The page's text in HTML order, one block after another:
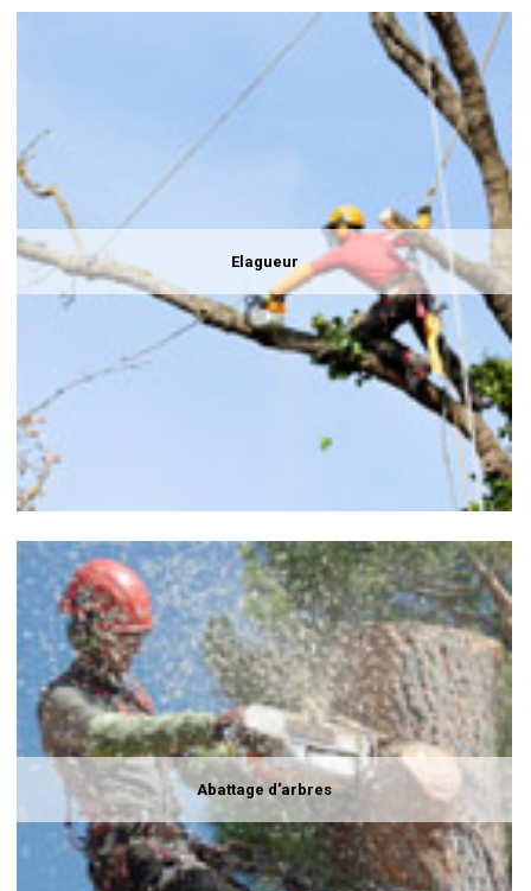
Elagueur
Abattage d'arbres